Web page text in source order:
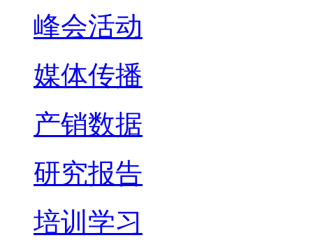
峰会活动
媒体传播
产销数据
研究报告
培训学习